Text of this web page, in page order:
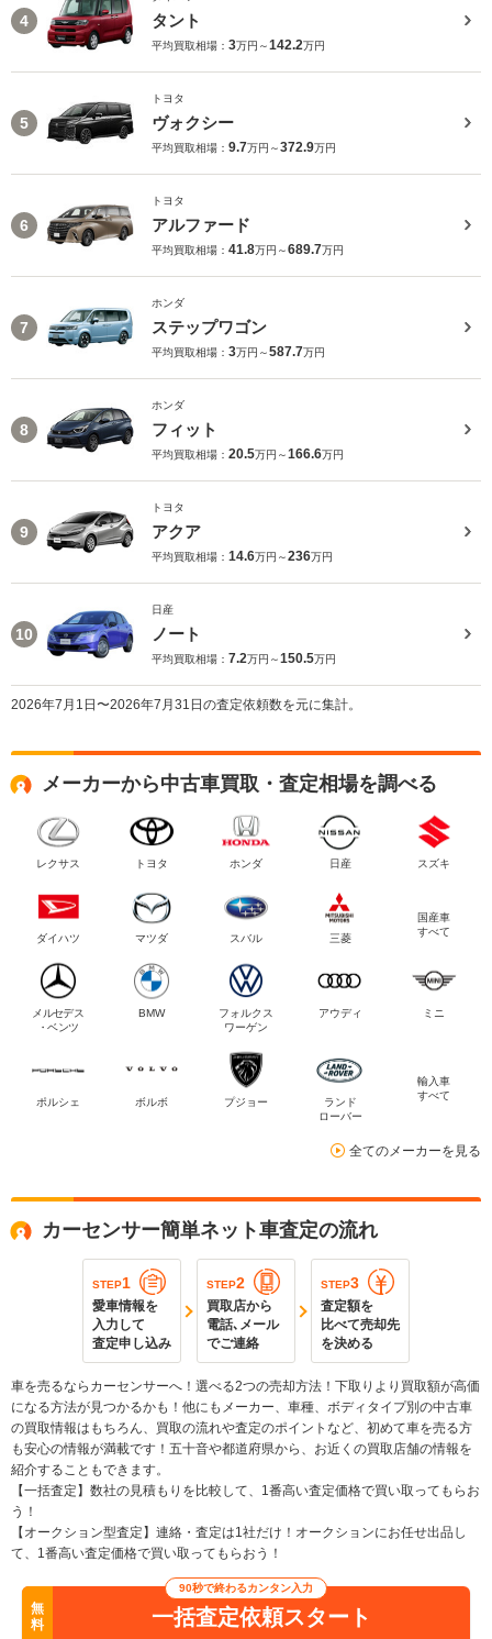
4 タント
平均買取相場： 3万円～142.2万円
5
トヨタ
ヴォクシー
平均買取相場： 9.7万円～372.9万円
6
トヨタ
アルファード
平均買取相場： 41.8万円～689.7万円
7
ホンダ
ステップワゴン
平均買取相場： 3万円～587.7万円
8
ホンダ
フィット
平均買取相場： 20.5万円～166.6万円
9
トヨタ
アクア
平均買取相場： 14.6万円～236万円
10
日産
ノート
平均買取相場： 7.2万円～150.5万円
2026年7月1日〜2026年7月31日の査定依頼数を元に集計。
メーカーから中古車買取・査定相場を調べる
レクサス トヨタ ホンダ 日産 スズキ
ダイハツ マツダ スバル 三菱
国産車
すべて
メルセデス
・ベンツ
BMW
フォルクス
ワーゲン
アウディ ミニ
ポルシェ ボルボ プジョー
ランド
ローバー
輸入車
すべて
全てのメーカーを見る
カーセンサー簡単ネット車査定の流れ
STEP1
愛車情報を
入力して
査定申し込み
STEP2
買取店から
電話､メール
でご連絡
STEP3
査定額を
比べて売却先
を決める
車を売るならカーセンサーへ！選べる2つの売却方法！下取りより買取額が高価
になる方法が見つかるかも！他にもメーカー、車種、ボディタイプ別の中古車
の買取情報はもちろん、買取の流れや査定のポイントなど、初めて車を売る方
も安心の情報が満載です！五十音や都道府県から、お近くの買取店舗の情報を
紹介することもできます。
【一括査定】数社の見積もりを比較して、1番高い査定価格で買い取ってもらお
う！
【オークション型査定】連絡・査定は1社だけ！オークションにお任せ出品し
て、1番高い査定価格で買い取ってもらおう！
無
料
90秒で終わるカンタン入力
一括査定依頼スタート